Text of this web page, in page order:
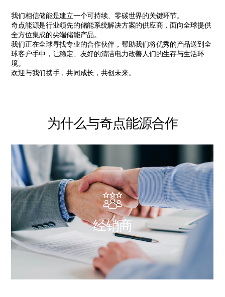
我们相信储能是建立一个可持续、零碳世界的关键环节。
奇点能源是行业领先的储能系统解决方案的供应商，面向全球提供
全方位集成的尖端储能产品。
我们正在全球寻找专业的合作伙伴，帮助我们将优秀的产品送到全
球客户手中，让稳定、友好的清洁电力改善人们的生存与生活环
境。
欢迎与我们携手，共同成长，共创未来。
为什么与奇点能源合作
经销商